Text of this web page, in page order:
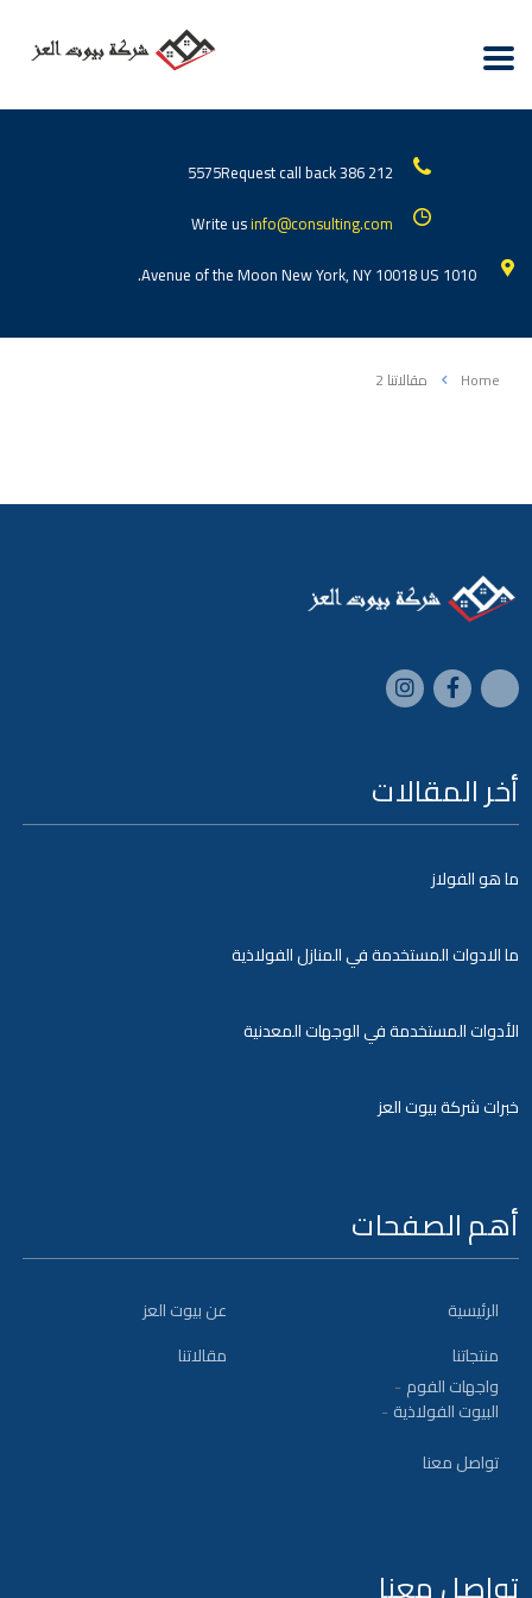
212 386 5575
Request call back
Write usinfo@consulting.com
1010 Avenue of the Moon New York, NY 10018 US.
Home مقالاتنا 2
أخر المقالات
ما هو الفولاز
ما الادوات المستخدمة في المنازل الفولاذية
الأدوات المستخدمة في الوجهات المعدنية
خبرات شركة بيوت العز
أهم الصفحات
الرئيسية
عن بيوت العز
منتجاتنا
واجهات الفوم
البيوت الفولاذية
مقالاتنا
تواصل معنا